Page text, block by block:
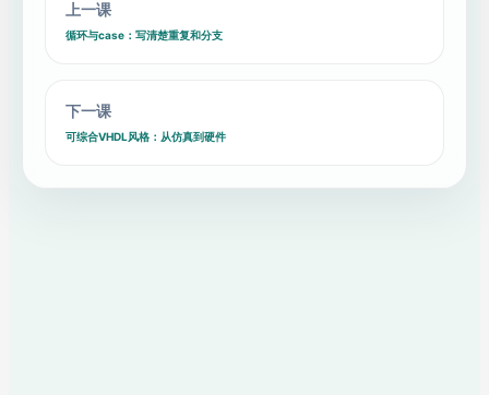
上一课
循环与case：写清楚重复和分支
下一课
可综合VHDL风格：从仿真到硬件